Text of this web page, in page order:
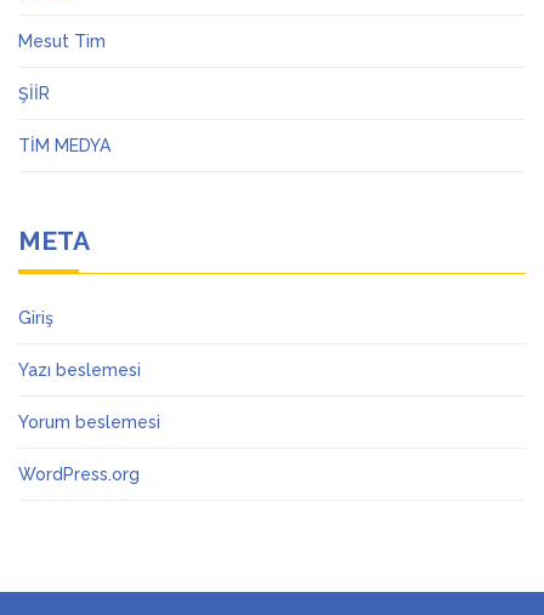
Mesut Tim
ŞİİR
TİM MEDYA
META
Giriş
Yazı beslemesi
Yorum beslemesi
WordPress.org